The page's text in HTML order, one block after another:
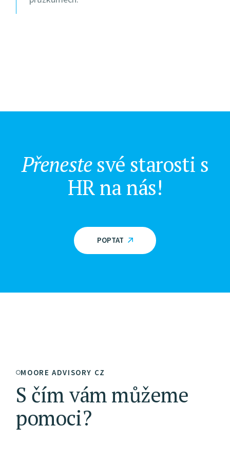
Přenestesvé starosti s
HR na nás!
POPTAT
MOORE ADVISORY CZ
S čím vám můžeme
pomoci?